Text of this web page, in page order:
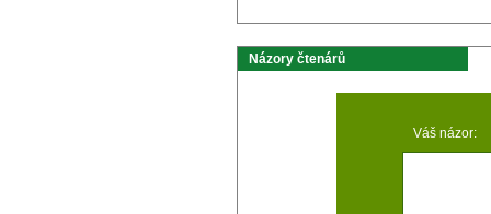
Názory čtenárů
Váš názor: